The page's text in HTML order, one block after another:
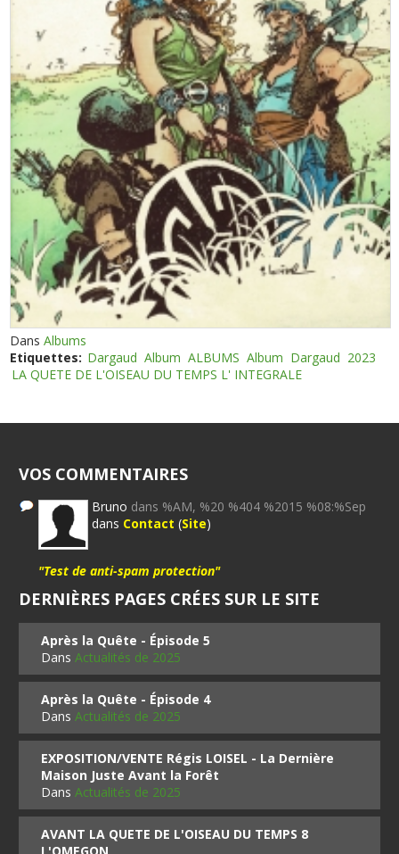
DansAlbums
Etiquettes: Dargaud Album ALBUMS Album Dargaud 2023
LA QUETE DE L'OISEAU DU TEMPS L' INTEGRALE
VOS COMMENTAIRES
Bruno dans %AM, %20 %404 %2015 %08:%Sep
dans Contact (Site)
"Test de anti-spam protection"
DERNIÈRES PAGES CRÉES SUR LE SITE
Après la Quête - Épisode 5
DansActualités de 2025
Après la Quête - Épisode 4
DansActualités de 2025
EXPOSITION/VENTE Régis LOISEL - La Dernière
Maison Juste Avant la Forêt
DansActualités de 2025
AVANT LA QUETE DE L'OISEAU DU TEMPS 8